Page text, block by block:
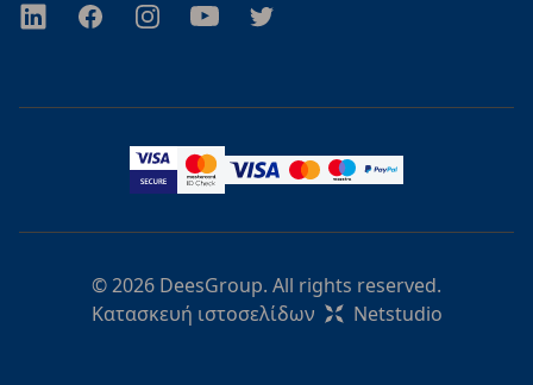
TwitterFacebookInstagramYoutubeTwitter
© 2026 DeesGroup. All rights reserved.
Κατασκευή ιστοσελίδων
Netstudio